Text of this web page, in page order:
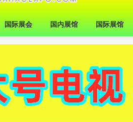
国际展会 国内展馆 国际展馆